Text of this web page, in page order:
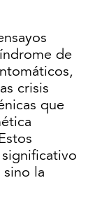
de
crisis
que
la